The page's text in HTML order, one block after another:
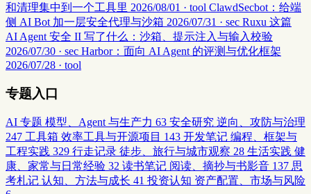
和清理集中到一个工具里 2026/08/01 · tool ClawdSecbot：给端
侧 AI Bot 加一层安全代理与沙箱 2026/07/31 · sec Ruxu 这篇
AI Agent 安全 II 写了什么：沙箱、提示注入与输入校验
2026/07/30 · sec Harbor：面向 AI Agent 的评测与优化框架
2026/07/28 · tool
专题入口
AI 专题 模型、Agent 与生产力 63 安全研究 逆向、攻防与治理
247 工具箱 效率工具与开源项目 143 开发笔记 编程、框架与
工程实践 329 行走记录 徒步、旅行与城市观察 28 生活实践 健
康、家常与日常经验 32 读书笔记 阅读、摘抄与书影音 137 思
考札记 认知、方法与成长 41 投资认知 资产配置、市场与风险